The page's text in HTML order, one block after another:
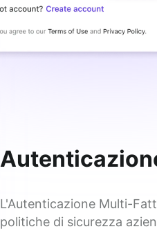
L'Autenticazione Multi-
politiche di sicurezza